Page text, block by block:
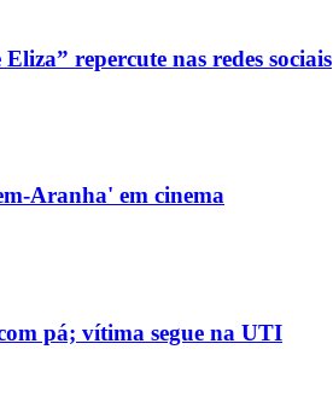
repercute nas redes sociais
Aranha' em cinema
pá; vítima segue na UTI